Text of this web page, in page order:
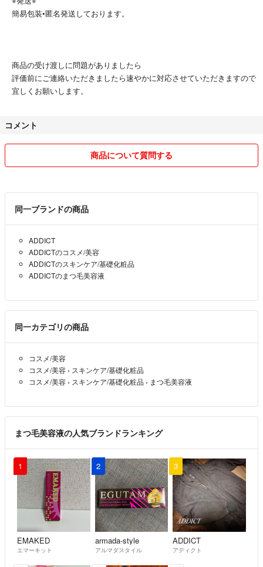
簡易包装•匿名発送しております。
商品の受け渡しに問題がありましたら
評価前にご連絡いただきましたら速やかに対応させていただきますので
宜しくお願いします。
コメント
商品について質問する
同一ブランドの商品
ADDICT
ADDICTのコスメ/美容
ADDICTのスキンケア/基礎化粧品
ADDICTのまつ毛美容液
同一カテゴリの商品
コスメ/美容
コスメ/美容 › スキンケア/基礎化粧品
コスメ/美容 › スキンケア/基礎化粧品 › まつ毛美容液
まつ毛美容液の人気ブランドランキング
1
EMAKED
エマーキット
2
armada-style
アルマダスタイル
3
ADDICT
アディクト